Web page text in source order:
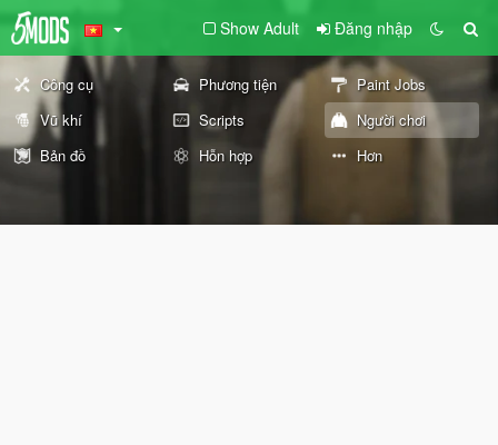
Show Adult Đăng nhập
Công cụ Phương tiện
Paint Jobs
Vũ khí
Scripts
Người chơi
Bản đồ
Hỗn hợp Hơn